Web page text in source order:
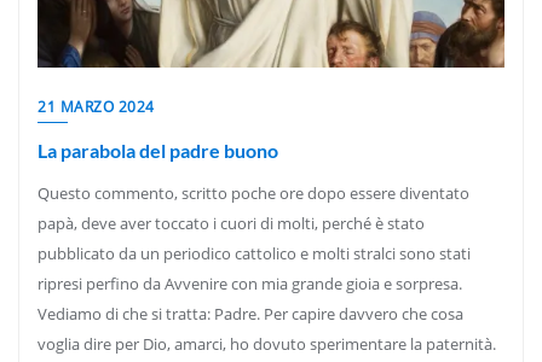
21 MARZO 2024
La parabola del padre buono
Questo commento, scritto poche ore dopo essere diventato
papà, deve aver toccato i cuori di molti, perché è stato
pubblicato da un periodico cattolico e molti stralci sono stati
ripresi perfino da Avvenire con mia grande gioia e sorpresa.
Vediamo di che si tratta: Padre. Per capire davvero che cosa
voglia dire per Dio, amarci, ho dovuto sperimentare la paternità.